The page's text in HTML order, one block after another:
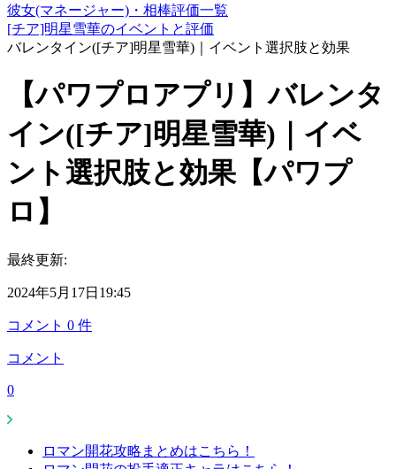
彼女(マネージャー)・相棒評価一覧
[チア]明星雪華のイベントと評価
バレンタイン([チア]明星雪華)｜イベント選択肢と効果
【パワプロアプリ】バレンタ
イン([チア]明星雪華)｜イベ
ント選択肢と効果【パワプ
ロ】
最終更新:
2024年5月17日19:45
コメント 0 件
コメント
0
ロマン開花攻略まとめはこちら！